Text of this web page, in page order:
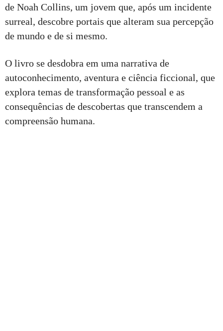
de Noah Collins, um jovem que, após um incidente
surreal, descobre portais que alteram sua percepção
de mundo e de si mesmo.
O livro se desdobra em uma narrativa de
autoconhecimento, aventura e ciência ficcional, que
explora temas de transformação pessoal e as
consequências de descobertas que transcendem a
compreensão humana.